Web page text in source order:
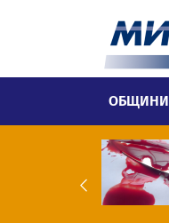
ОБЩИНИ
и полово